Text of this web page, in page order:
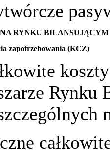
RYNKU BILANSUJĄCYM
zapotrzebowania (KCZ)
Rynku